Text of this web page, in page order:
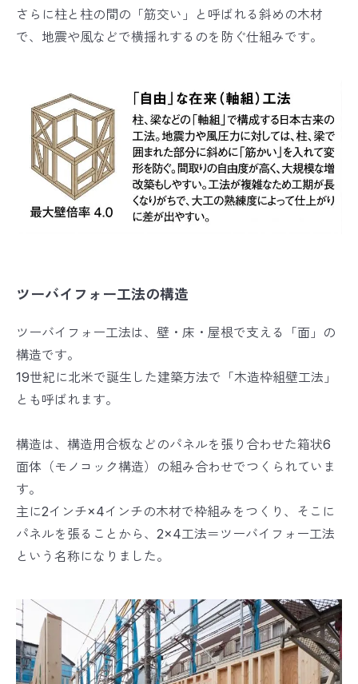
さらに柱と柱の間の「筋交い」と呼ばれる斜めの木材
で、地震や風などで横揺れするのを防ぐ仕組みです。
ツーバイフォー工法の構造
ツーバイフォー工法は、壁・床・屋根で支える「面」の
構造です。
19世紀に北米で誕生した建築方法で「木造枠組壁工法」
とも呼ばれます。
構造は、構造用合板などのパネルを張り合わせた箱状6
面体（モノコック構造）の組み合わせでつくられていま
す。
主に2インチ×4インチの木材で枠組みをつくり、そこに
パネルを張ることから、2×4工法＝ツーバイフォー工法
という名称になりました。